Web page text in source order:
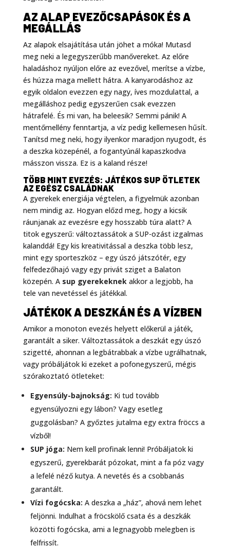
AZ ALAP EVEZŐCSAPÁSOK ÉS A
MEGÁLLÁS
Az alapok elsajátítása után jöhet a móka! Mutasd
meg neki a legegyszerűbb manővereket. Az előre
haladáshoz nyúljon előre az evezővel, merítse a vízbe,
és húzza maga mellett hátra. A kanyarodáshoz az
egyik oldalon evezzen egy nagy, íves mozdulattal, a
megálláshoz pedig egyszerűen csak evezzen
hátrafelé. És mi van, ha beleesik? Semmi pánik! A
mentőmellény fenntartja, a víz pedig kellemesen hűsít.
Tanítsd meg neki, hogy ilyenkor maradjon nyugodt, és
a deszka közepénél, a fogantyúnál kapaszkodva
másszon vissza. Ez is a kaland része!
TÖBB MINT EVEZÉS: JÁTÉKOS SUP ÖTLETEK
AZ EGÉSZ CSALÁDNAK
A gyerekek energiája végtelen, a figyelmük azonban
nem mindig az. Hogyan előzd meg, hogy a kicsik
ráunjanak az evezésre egy hosszabb túra alatt? A
titok egyszerű: változtassátok a SUP-ozást izgalmas
kalanddá! Egy kis kreativitással a deszka több lesz,
mint egy sporteszköz – egy úszó játszótér, egy
felfedezőhajó vagy egy privát sziget a Balaton
közepén. A sup gyerekeknekakkor a legjobb, ha
tele van nevetéssel és játékkal.
JÁTÉKOK A DESZKÁN ÉS A VÍZBEN
Amikor a monoton evezés helyett előkerül a játék,
garantált a siker. Változtassátok a deszkát egy úszó
szigetté, ahonnan a legbátrabbak a vízbe ugrálhatnak,
vagy próbáljátok ki ezeket a pofonegyszerű, mégis
szórakoztató ötleteket:
Egyensúly-bajnokság: Ki tud tovább
egyensúlyozni egy lábon? Vagy esetleg
guggolásban? A győztes jutalma egy extra fröccs a
vízből!
SUP jóga: Nem kell profinak lenni! Próbáljatok ki
egyszerű, gyerekbarát pózokat, mint a fa póz vagy
a lefelé néző kutya. A nevetés és a csobbanás
garantált.
Vízi fogócska: A deszka a „ház”, ahová nem lehet
feljönni. Indulhat a fröcskölő csata és a deszkák
közötti fogócska, ami a legnagyobb melegben is
felfrissít.